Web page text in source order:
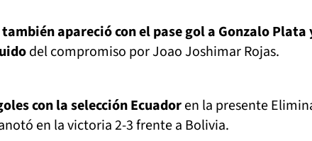
también apareció con el pase gol a Gonzalo Plata
del compromiso por Joao Joshimar Rojas.
con la selección Ecuadoren la presente
en la victoria 2-3 frente a Bolivia.